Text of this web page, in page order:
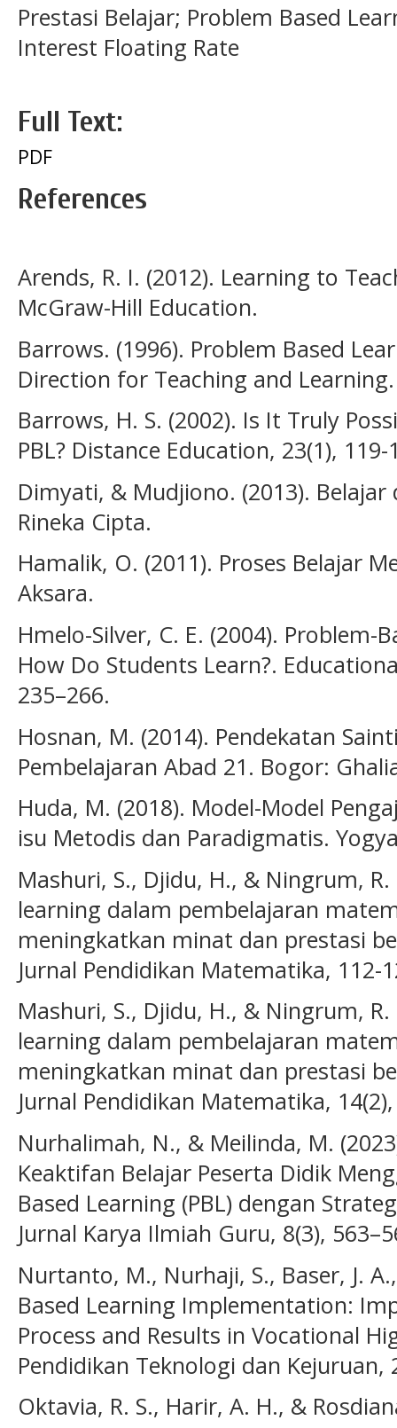
Prestasi Belajar; Problem Based
Interest Floating Rate
Full Text:
PDF
References
Arends, R. I. (2012). Learning to
McGraw-Hill Education.
Barrows. (1996). Problem Based
Direction for Teaching and Learning.
Barrows, H. S. (2002). Is It Truly
PBL? Distance Education, 23(1), 119-
Dimyati, & Mudjiono. (2013). Belajar
Rineka Cipta.
Hamalik, O. (2011). Proses Belajar
Aksara.
Hmelo-Silver, C. E. (2004). Problem-
How Do Students Learn?.
235–266.
Hosnan, M. (2014). Pendekatan
Pembelajaran Abad 21. Bogor:
Huda, M. (2018). Model-Model
isu Metodis dan Paradigmatis.
Mashuri, S., Djidu, H., & Ningrum,
learning dalam pembelajaran
meningkatkan minat dan prestasi
Jurnal Pendidikan Matematika, 112-
Mashuri, S., Djidu, H., & Ningrum,
learning dalam pembelajaran
meningkatkan minat dan prestasi
Jurnal Pendidikan Matematika,
Nurhalimah, N., & Meilinda, M.
Keaktifan Belajar Peserta Didik
Based Learning (PBL) dengan
Jurnal Karya Ilmiah Guru, 8(3),
Nurtanto, M., Nurhaji, S., Baser, J.
Based Learning Implementation:
Process and Results in Vocational
Pendidikan Teknologi dan Kejuruan,
Oktavia, R. S., Harir, A. H., &